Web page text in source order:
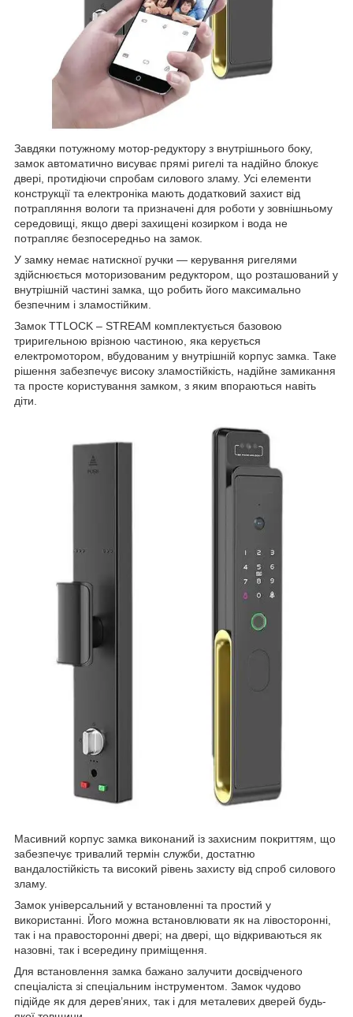
Завдяки потужному мотор-редуктору з внутрішнього боку,
замок автоматично висуває прямі ригелі та надійно блокує
двері, протидіючи спробам силового зламу. Усі елементи
конструкції та електроніка мають додатковий захист від
потрапляння вологи та призначені для роботи у зовнішньому
середовищі, якщо двері захищені козирком і вода не
потрапляє безпосередньо на замок.
У замку немає натискної ручки — керування ригелями
здійснюється моторизованим редуктором, що розташований у
внутрішній частині замка, що робить його максимально
безпечним і зламостійким.
Замок TTLOCK – STREAM комплектується базовою
триригельною врізною частиною, яка керується
електромотором, вбудованим у внутрішній корпус замка. Таке
рішення забезпечує високу зламостійкість, надійне замикання
та просте користування замком, з яким впораються навіть
діти.
Масивний корпус замка виконаний із захисним покриттям, що
забезпечує тривалий термін служби, достатню
вандалостійкість та високий рівень захисту від спроб силового
зламу.
Замок універсальний у встановленні та простий у
використанні. Його можна встановлювати як на лівосторонні,
так і на правосторонні двері; на двері, що відкриваються як
назовні, так і всередину приміщення.
Для встановлення замка бажано залучити досвідченого
спеціаліста зі спеціальним інструментом. Замок чудово
підійде як для дерев’яних, так і для металевих дверей будь-